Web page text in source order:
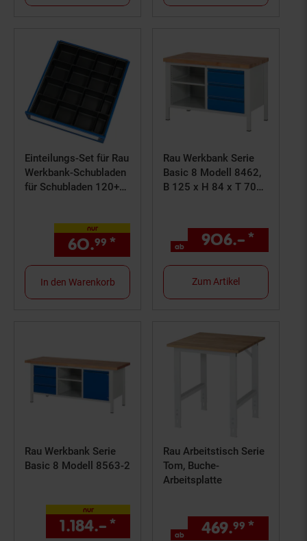
Einteilungs-Set für Rau
Werkbank-Schubladen
für Schubladen 120+
nur
60.99 * 99€ Sternchen
In den Warenkorb
Rau Werkbank Serie
Basic 8 Modell 8462,
B 125 x H 84 x T 70
ab 906.–*
Zum Artikel
Rau Werkbank Serie
Basic 8 Modell 8563-2
nur
1.184.–* nur 1184,–€ Sternchen
Rau Arbeitstisch Serie
Tom, Buche-
Arbeitsplatte
ab 469.99 *